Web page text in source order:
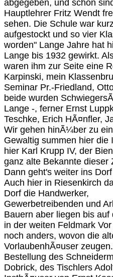
abgegeben, und schon
Hauptlehrer Fritz Wendt
sehen. Die Schule war
aufgestockt und so vier
worden" Lange Jahre hat
Lange bis 1932 gewirkt.
waren ihm zur Seite eine
Karpinski, mein
Seminar Pr.-Friedland,
beide wurden
Lange -, ferner Ernst
Teschke, Erich HÃ¤nfler,
Wir gehen hinÃ¼ber zu
Gewaltig summen hier die
hier Karl Krupp IV, der
ganz alte Bekannte dieser
Dann geht's weiter ins
Auch hier in Riesenkirch
Dorf die Handwerker,
Gewerbetreibenden und
Bauern aber liegen bis auf
in der weiten Feldmark
noch anders, wovon die
VorlaubenhÃ¤user
Bestellung des
Dobrick, des Tischlers